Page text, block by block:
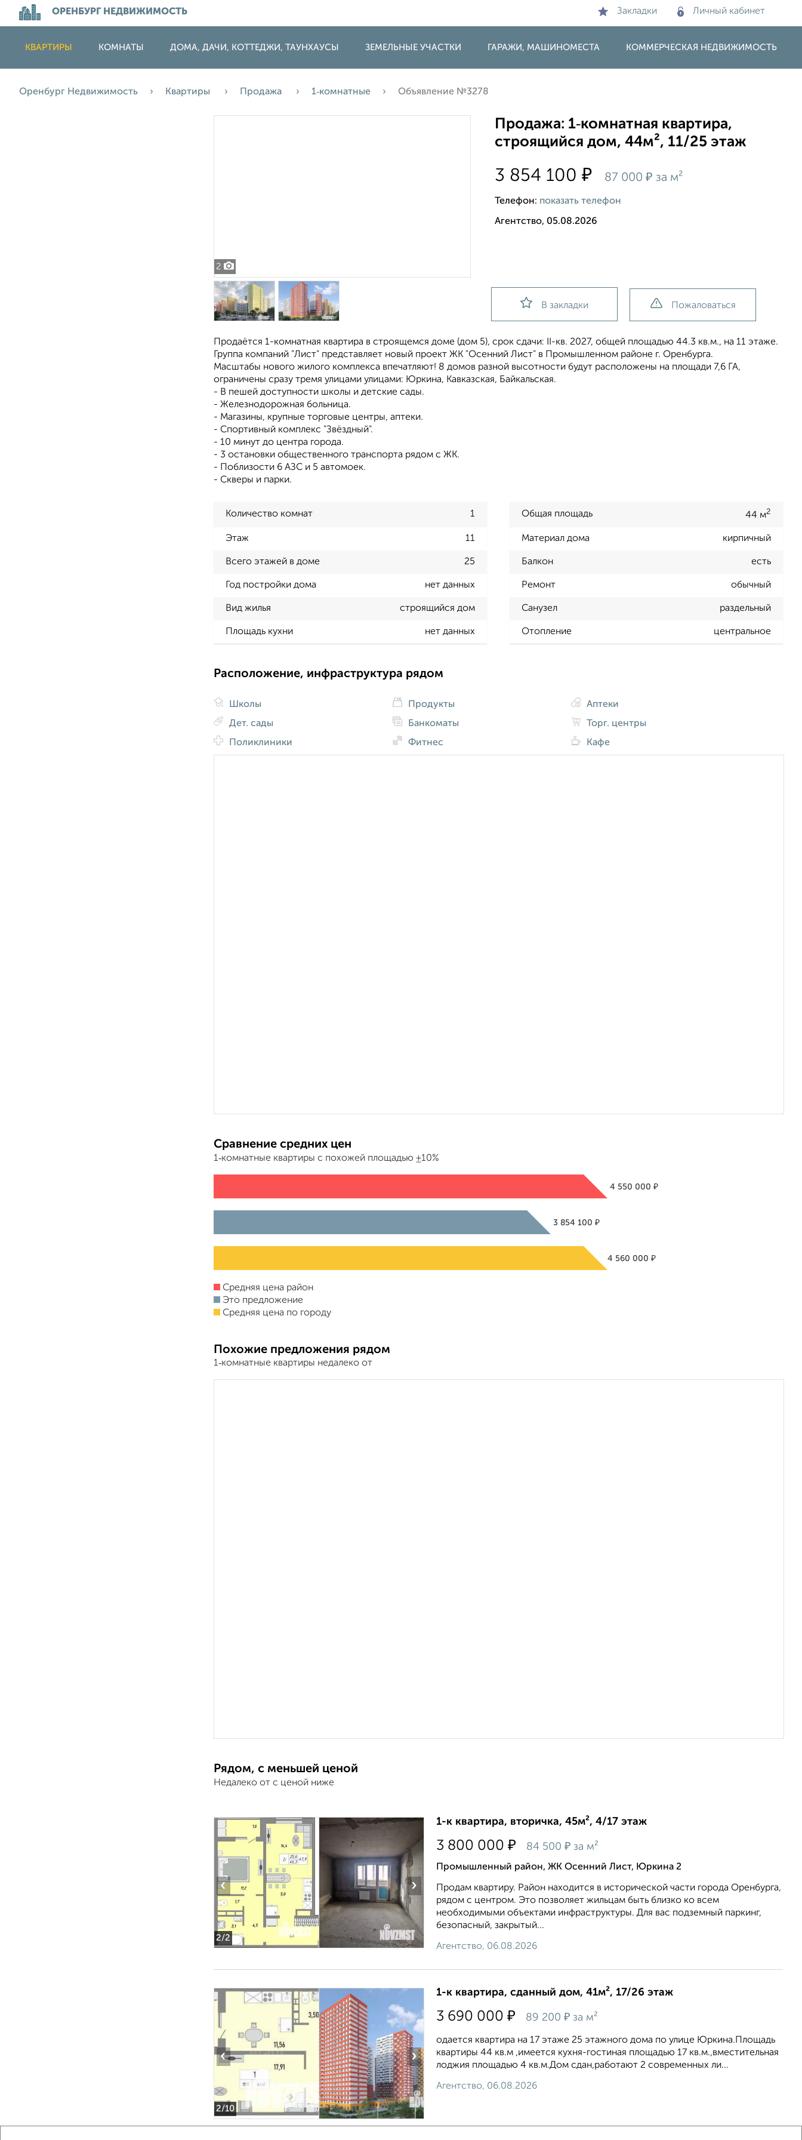
ОРЕНБУРГ НЕДВИЖИМОСТЬ Закладки Личный кабинет
КВАРТИРЫ КОМНАТЫ ДОМА, ДАЧИ, КОТТЕДЖИ, ТАУНХАУСЫ ЗЕМЕЛЬНЫЕ УЧАСТКИ ГАРАЖИ, МАШИНОМЕСТА КОММЕРЧЕСКАЯ НЕДВИЖИМОСТЬ
Оренбург Недвижимость Квартиры Продажа 1‑комнатные Объявление №3278
2
Продажа: 1‑комнатная квартира,
строящийся дом, 44м², 11/25 этаж
3 854 100₽ 87 000₽ за м²
Телефон: показать телефон
Агентство, 05.08.2026
В закладки Пожаловаться
Продаётся 1-комнатная квартира в строящемся доме (дом 5), срок сдачи: II-кв. 2027, общей площадью 44.3 кв.м., на 11 этаже.
Группа компаний "Лист" представляет новый проект ЖК "Осенний Лист" в Промышленном районе г. Оренбурга.
Масштабы нового жилого комплекса впечатляют! 8 домов разной высотности будут расположены на площади 7,6 ГА,
ограничены сразу тремя улицами улицами: Юркина, Кавказская, Байкальская.
- В пешей доступности школы и детские сады.
- Железнодорожная больница.
- Магазины, крупные торговые центры, аптеки.
- Спортивный комплекс "Звёздный".
- 10 минут до центра города.
- 3 остановки общественного транспорта рядом с ЖК.
- Поблизости 6 АЗС и 5 автомоек.
- Скверы и парки.
Количество комнат 1 Общая площадь 44 м2
Этаж 11 Материал дома кирпичный
Всего этажей в доме 25 Балкон есть
Год постройки дома нет данных Ремонт обычный
Вид жилья строящийся дом Санузел раздельный
Площадь кухни нет данных Отопление центральное
Расположение, инфраструктура рядом
Школы
Дет. сады
Поликлиники
Продукты
Банкоматы
Фитнес
Аптеки
Торг. центры
Кафе
Сравнение средних цен
1‑комнатные квартиры с похожей площадью ±10%
4 550 000₽
3 854 100 ₽
4 560 000₽
Средняя цена район
Это предложение
Средняя цена по городу
Похожие предложения рядом
1‑комнатные квартиры недалеко от
Рядом, с меньшей ценой
Недалеко от с ценой ниже
2/2
‹ ›
1-к квартира, вторичка, 45м², 4/17 этаж
3 800 000 ₽ 84 500 ₽ за м²
Промышленный район, ЖК Осенний Лист, Юркина 2
Продам квартиру. Район находится в исторической части города Оренбурга,
рядом с центром. Это позволяет жильцам быть близко ко всем
необходимыми объектами инфраструктуры. Для вас подземный паркинг,
безопасный, закрытый...
Агентство, 06.08.2026
2/10
‹ ›
1-к квартира, сданный дом, 41м², 17/26 этаж
3 690 000 ₽ 89 200 ₽ за м²
одается квартира на 17 этаже 25 этажного дома по улице Юркина.Площадь
квартиры 44 кв.м ,имеется кухня-гостиная площадью 17 кв.м.,вместительная
лоджия площадью 4 кв.м.Дом сдан,работают 2 современных ли...
Агентство, 06.08.2026